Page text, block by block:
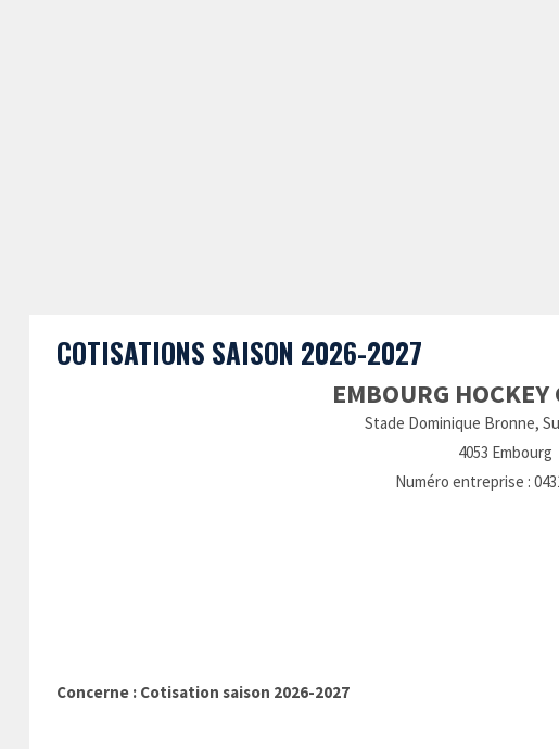
COTISATIONS SAISON 2026-2027
EMBOURG
Stade Dominique Bronne,
4053 Embourg
Numéro entreprise :
Concerne : Cotisation saison 2026-2027